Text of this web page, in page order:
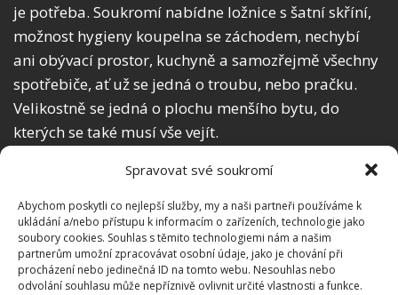
Spravovat své soukromí
Abychom poskytli co nejlepší služby, my a naši partneři používáme k
ukládání a/nebo přístupu k informacím o zařízeních, technologie jako
soubory cookies. Souhlas s těmito technologiemi nám a našim
partnerům umožní zpracovávat osobní údaje, jako je chování při
procházení nebo jedinečná ID na tomto webu. Nesouhlas nebo
odvolání souhlasu může nepříznivě ovlivnit určité vlastnosti a funkce.
je potřeba. Soukromí nabídne ložnice s šatní skříní,
možnost hygieny koupelna se záchodem, nechybí
ani obývací prostor, kuchyně a samozřejmě všechny
spotřebiče, ať už se jedná o troubu, nebo pračku.
Velikostně se jedná o plochu menšího bytu, do
kterých se také musí vše vejít.